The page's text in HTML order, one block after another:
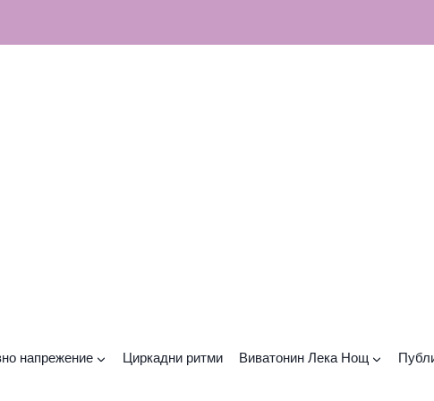
напрежение Циркадни ритми Виватонин Лека Нощ